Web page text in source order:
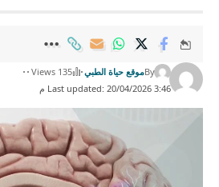
Last updated: 20/04/2026 3:46 م
Byموقع حياة الطبي 135 Views